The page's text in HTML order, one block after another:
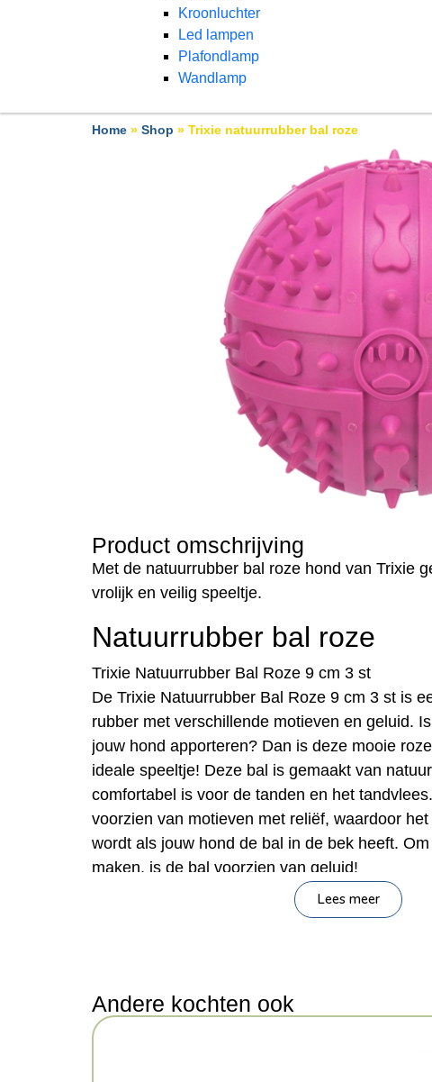
Kroonluchter
Led lampen
Plafondlamp
Wandlamp
Home » Shop » Trixie natuurrubber bal roze
Product omschrijving
Met de natuurrubber bal roze hond van Trixie
vrolijk en veilig speeltje.
Natuurrubber bal roze
Trixie Natuurrubber Bal Roze 9 cm 3 st
De Trixie Natuurrubber Bal Roze 9 cm 3 st is
rubber met verschillende motieven en geluid.
jouw hond apporteren? Dan is deze mooie
ideale speeltje! Deze bal is gemaakt van
comfortabel is voor de tanden en het
voorzien van motieven met reliëf, waardoor
wordt als jouw hond de bal in de bek heeft.
maken, is de bal voorzien van geluid!
– Hondenbal van natuurrubber
Afmeting: 9 cm
Inhoud: 3 stuks
Lees meer
Andere kochten ook